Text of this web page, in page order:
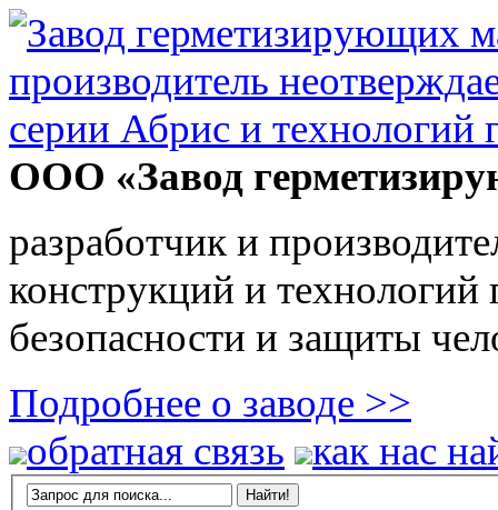
ООО «Завод
разработчик и
конструкций и
безопасности и защиты
Подробнее о заводе >>
обратная связь
как нас